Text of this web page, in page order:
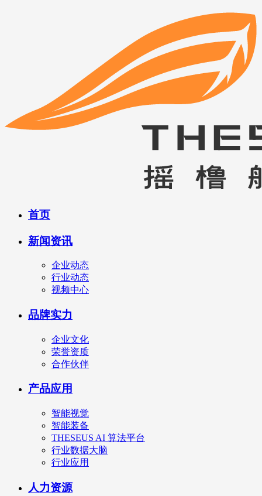
首页
新闻资讯
企业动态
行业动态
视频中心
品牌实力
企业文化
荣誉资质
合作伙伴
产品应用
智能视觉
智能装备
THESEUS AI 算法平台
行业数据大脑
行业应用
人力资源